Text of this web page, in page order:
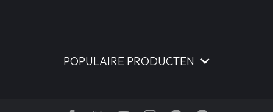
POPULAIRE PRODUCTEN